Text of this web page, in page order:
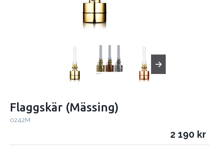
Flaggskär (Mässing)
0242M
2 190